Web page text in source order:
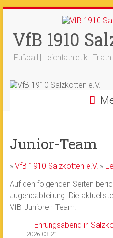
springen
VfB 1910
Fußball | Leichtathletik |
Junior-Team
» VfB 1910 Salzkotten e.V. »
Auf den folgenden Seiten
Jugendabteilung. Die
VfB-Junioren-Team:
Ehrungsabend in
2026-03-21
+++ 21-03. -33.
Ergebnisse +++ Beitrag
ist online
+++ Fotos sind
+++ 18.-19.04. -